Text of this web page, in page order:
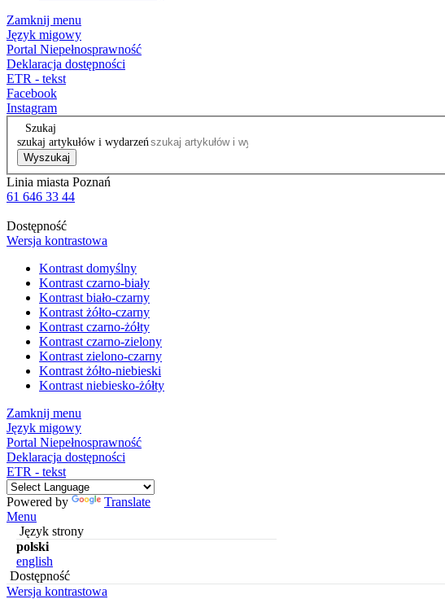
Zamknij menu
Język migowy
Portal Niepełnosprawność
Deklaracja dostępności
ETR - tekst
Facebook
Instagram
Szukaj
szukaj artykułów i wydarzeń
Wyszukaj
Linia miasta Poznań
61 646 33 44
Dostępność
Wersja kontrastowa
Kontrast domyślny
Kontrast czarno-biały
Kontrast biało-czarny
Kontrast żółto-czarny
Kontrast czarno-żółty
Kontrast czarno-zielony
Kontrast zielono-czarny
Kontrast żółto-niebieski
Kontrast niebiesko-żółty
Zamknij menu
Język migowy
Portal Niepełnosprawność
Deklaracja dostępności
ETR - tekst
Powered by
Translate
Menu
Język strony
polski
english
Dostępność
Wersja kontrastowa